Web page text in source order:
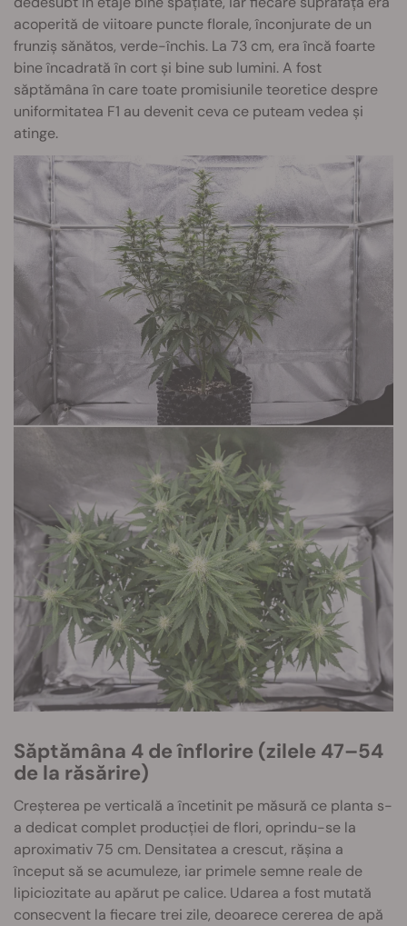
acoperită de viitoare puncte florale, înconjurate de un
frunziș sănătos, verde-închis. La 73 cm, era încă foarte
bine încadrată în cort și bine sub lumini. A fost
săptămâna în care toate promisiunile teoretice despre
uniformitatea F1 au devenit ceva ce puteam vedea și
atinge.
Săptămâna 4 de înflorire (zilele 47–54
de la răsărire)
Creșterea pe verticală a încetinit pe măsură ce planta s-
a dedicat complet producției de flori, oprindu-se la
aproximativ 75 cm. Densitatea a crescut, rășina a
început să se acumuleze, iar primele semne reale de
lipiciozitate au apărut pe calice. Udarea a fost mutată
consecvent la fiecare trei zile, deoarece cererea de apă